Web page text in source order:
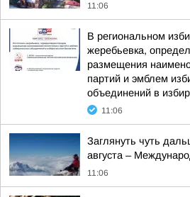
11:06
В региональном
жеребьевка,
размещения
партий и эмблем
объединений в
11:06
Заглянуть чуть
августа –
11:06